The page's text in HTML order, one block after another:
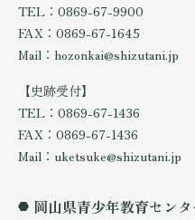
TEL：0869-67-9900
FAX：0869-67-1645
Mail：hozonkai@shizutani.jp
【史跡受付】
TEL：0869-67-1436
FAX：0869-67-1436
Mail：uketsuke@shizutani.jp
岡山県青少年教育セン